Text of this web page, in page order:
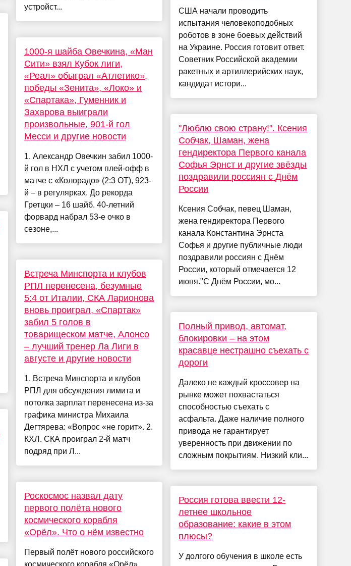
устройст...
1000-я шайба Овечкина, «Ман
Сити» взял Кубок лиги,
«Реал» обыграл «Атлетико»,
победы «Зенита», «Локо» и
«Спартака», Гуменник и
Захарова выиграли
произвольные, 901-й гол
Месси и другие новости
1. Александр Овечкин забил 1000-
й гол в НХЛ с учетом плей-офф в
матче с «Колорадо» (2:3 ОТ), 923-
й – в регулярках. До рекорда
Гретцки – 16 шайб. 40-летний
форвард набрал 53-е очко в
сезоне,...
Встреча Минспорта и клубов
РПЛ перенесена, безумные
5:4 от Италии, СКА Ларионова
вновь проиграл, «Спартак»
забил 5 голов в
товарищеском матче, Алонсо
– лучший тренер Ла Лиги в
августе и другие новости
1. Встреча Минспорта и клубов
РПЛ для обсуждения лимита и
потолка зарплат перенесена из-за
графика министра Михаила
Дегтярева: «Вопрос «не горит». 2.
КХЛ. СКА проиграл 2-й матч
подряд при Л...
Роскосмос назвал дату
первого полёта нового
космического корабля
«Орёл». Что о нём известно
Первый полёт нового российского
США начали проводить
испытания человекоподобных
роботов в зоне боевых действий
на Украине. Россия готовит ответ.
Советник Российской академии
ракетных и артиллерийских наук,
кандидат истори...
"Люблю свою страну!". Ксения
Собчак, Шаман, жена
гендиректора Первого канала
Софья Эрнст и другие звёзды
поздравили россиян с Днём
России
Ксения Собчак, певец Шаман,
жена гендиректора Первого
канала Константина Эрнста
Софья и другие публичные люди
поздравили россиян с Днём
России, который отмечается 12
июня."С Днём России, мо...
Полный привод, автомат,
блокировки – на этом
красавце нестрашно съехать с
дороги
Далеко не каждый кроссовер на
рынке может похвастаться
способностью съехать с
асфальта. Даже наличие полного
привода не гарантирует
уверенность при движении по
сложным покрытиям. Низкий кли...
Россия готова ввести 12-
летнее школьное
образование: какие в этом
плюсы?
У долгого обучения в школе есть